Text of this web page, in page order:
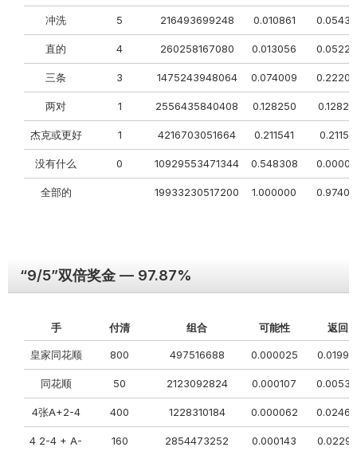
冲洗 5 216493699248 0.010861
直的 4 260258167080 0.013056
三条 3 1475243948064 0.074009
两对 1 2556435840408 0.128250
杰克或更好 1 4216703051664 0.211541
没有什么 0 10929553471344 0.548308
全部的 19933230517200 1.000000
“9/5”双倍奖金 — 97.87%
手 付清 组合 可能性 返回
皇家同花顺 800 497516688 0.000025
同花顺 50 2123092824 0.000107
4张A+2-4 400 1228310184 0.000062
4 2-4 + A-
160 2854473252 0.000143